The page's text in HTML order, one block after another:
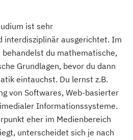
ist sehr
interdisziplinär ausgerichtet. Im
du mathematische,
Grundlagen, bevor du dann
eintauchst. Du lernst z.B.
von Softwares, Web-basierter
Informationssysteme.
eher im Medienbereich
unterscheidet sich je nach